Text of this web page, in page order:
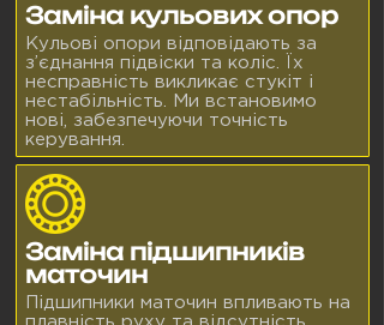
Заміна кульових опор
Кульові опори відповідають за
з’єднання підвіски та коліс. Їх
несправність викликає стукіт і
нестабільність. Ми встановимо
нові, забезпечуючи точність
керування.
Заміна підшипників
маточин
Підшипники маточин впливають на